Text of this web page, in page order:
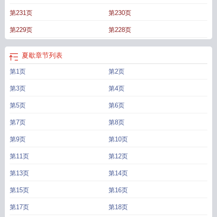
意思夏歇cayratia翻译成中文 夏歇by计尔笔趣阁
阅读晋江夏歇by计尔全文免费阅读 夏歇期是多久
第231页 第230页
第229页 第228页
夏歇章节列表
第1页 第2页
第3页 第4页
第5页 第6页
第7页 第8页
第9页 第10页
第11页 第12页
第13页 第14页
第15页 第16页
第17页 第18页